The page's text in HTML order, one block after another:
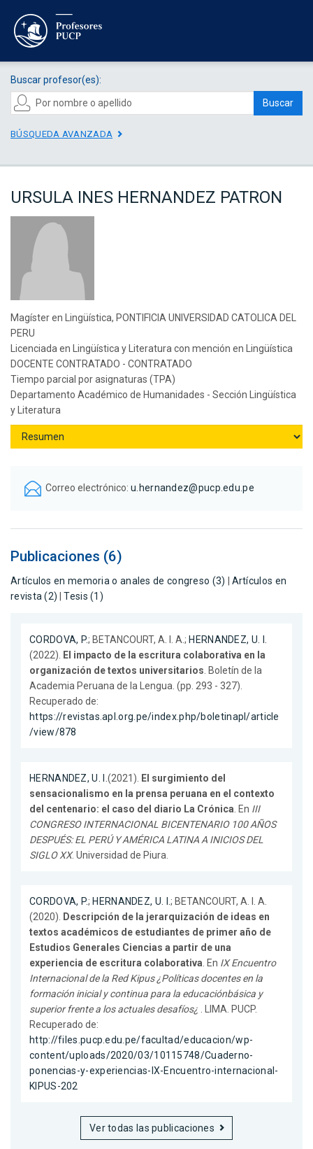
Buscar profesor(es):
Buscar
BÚSQUEDA AVANZADA
URSULA INES HERNANDEZ PATRON
Magíster en Lingüística, PONTIFICIA UNIVERSIDAD CATOLICA DEL
PERU
Licenciada en Lingüística y Literatura con mención en Lingüística
DOCENTE CONTRATADO - CONTRATADO
Tiempo parcial por asignaturas (TPA)
Departamento Académico de Humanidades - Sección Lingüística
y Literatura
Correo electrónico: u.hernandez@pucp.edu.pe
Publicaciones (6)
Artículos en memoria o anales de congreso (3)
Artículos en
revista (2) |Tesis (1)
CORDOVA, P.; BETANCOURT, A. I. A.; HERNANDEZ, U. I.
(2022).
El impacto de la escritura colaborativa en la
organización de textos universitarios . Boletín de la
Academia Peruana de la Lengua. (pp. 293 - 327).
Recuperado de:
https://revistas.apl.org.pe/index.php/boletinapl/article
/view/878
HERNANDEZ, U. I. (2021).
El surgimiento del
sensacionalismo en la prensa peruana en el contexto
del centenario: el caso del diario La Crónica . En III
CONGRESO INTERNACIONAL BICENTENARIO 100 AÑOS
DESPUÉS: EL PERÚ Y AMÉRICA LATINA A INICIOS DEL
SIGLO XX. Universidad de Piura.
CORDOVA, P.; HERNANDEZ, U. I.; BETANCOURT, A. I. A.
(2020).
Descripción de la jerarquización de ideas en
textos académicos de estudiantes de primer año de
Estudios Generales Ciencias a partir de una
experiencia de escritura colaborativa . En IX Encuentro
Internacional de la Red Kipus ¿Políticas docentes en la
formación inicial y continua para la educaciónbásica y
superior frente a los actuales desafíos¿
. LIMA. PUCP.
Recuperado de:
http://files.pucp.edu.pe/facultad/educacion/wp-
content/uploads/2020/03/10115748/Cuaderno-
ponencias-y-experiencias-IX-Encuentro-internacional-
KIPUS-202
Ver todas las publicaciones